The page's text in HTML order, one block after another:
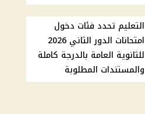
التعليم تحدد فئات دخول
امتحانات الدور الثاني 2026
للثانوية العامة بالدرجة كاملة
والمستندات المطلوبة